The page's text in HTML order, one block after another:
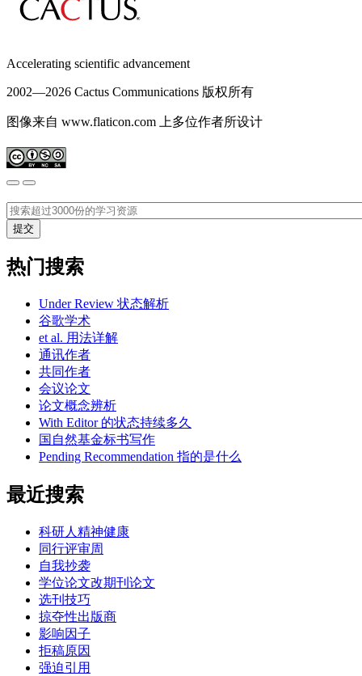
Accelerating scientific advancement
2002—2026 Cactus Communications 版权所有
图像来自 www.flaticon.com 上多位作者所设计
热门搜索
Under Review 状态解析
谷歌学术
et al. 用法详解
通讯作者
共同作者
会议论文
论文概念辨析
With Editor 的状态持续多久
国自然基金标书写作
Pending Recommendation 指的是什么
最近搜索
科研人精神健康
同行评审周
自我抄袭
学位论文改期刊论文
选刊技巧
掠夺性出版商
影响因子
拒稿原因
强迫引用